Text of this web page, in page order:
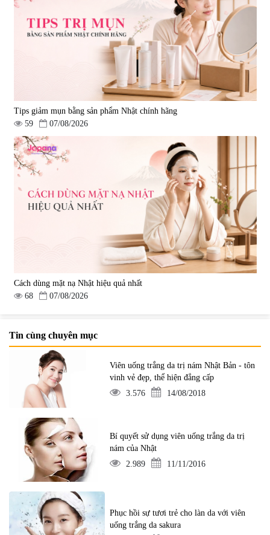
Tips giảm mụn bằng sản phẩm Nhật chính hãng
59
07/08/2026
Cách dùng mặt nạ Nhật hiệu quả nhất
68
07/08/2026
Tin cùng chuyên mục
Viên uống trắng da trị nám Nhật Bản - tôn
vinh vẻ đẹp, thể hiện đẳng cấp
3.576
14/08/2018
Bí quyết sử dụng viên uống trắng da trị
nám của Nhật
2.989
11/11/2016
Phục hồi sự tươi trẻ cho làn da với viên
uống trắng da sakura